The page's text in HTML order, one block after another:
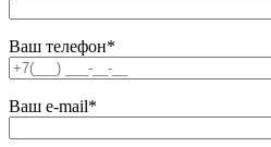
Ваш телефон*
Ваш e-mail*